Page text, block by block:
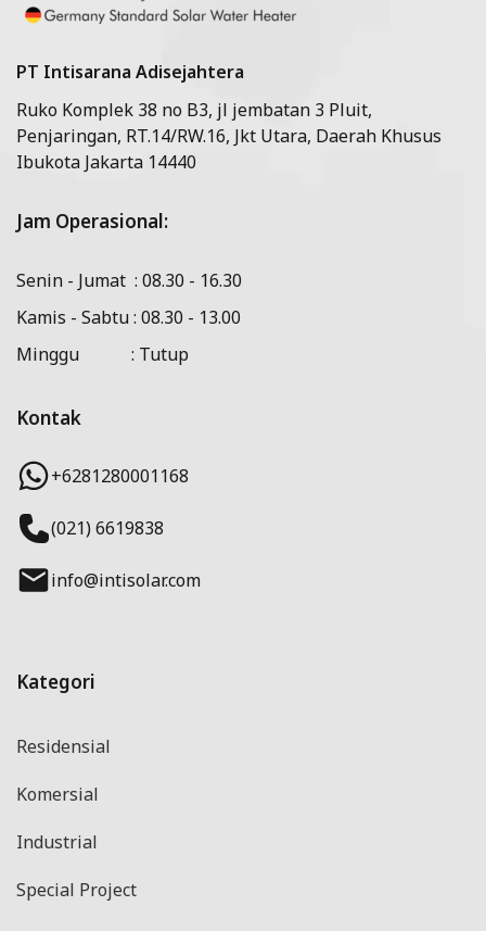
PT Intisarana Adisejahtera
Ruko Komplek 38 no B3, jl jembatan 3 Pluit,
Penjaringan, RT.14/RW.16, Jkt Utara, Daerah Khusus
Ibukota Jakarta 14440
Jam Operasional:
Senin - Jumat : 08.30 - 16.30
Kamis - Sabtu : 08.30 - 13.00
Minggu : Tutup
Kontak
+6281280001168
(021) 6619838
info@intisolar.com
Kategori
Residensial
Komersial
Industrial
Special Project